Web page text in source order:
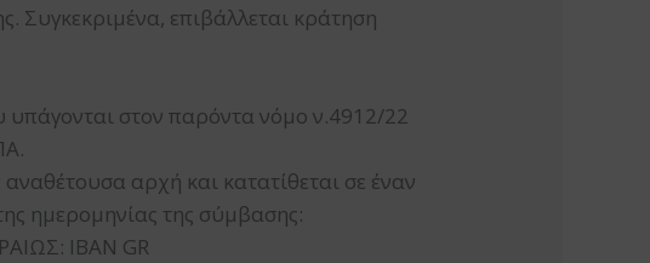
Συγκεκριμένα, επιβάλλεται κράτηση
στον παρόντα νόμο ν.4912/22
αρχή και κατατίθεται σε έναν
ημερομηνίας της σύμβασης:
ΙΒΑΝ GR